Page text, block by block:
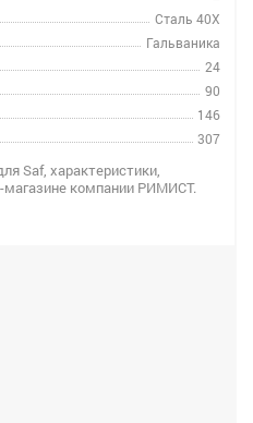
Сталь 40Х
Гальваника
24
90
146
307
Saf, характеристики,
магазине компании РИМИСТ.